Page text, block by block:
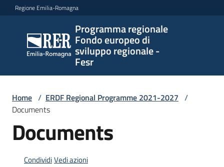
Vai al contenuto
Vai alla navigazione
Vai al footer
Regione Emilia-Romagna
Programma regionale
Fondo europeo di
sviluppo regionale -
Fesr
Programma
regionale
Fondo
europeo di
regionale -
Fesr
Novità
Home / ERDF Regional Programme 2021-2027 /
Documents
Documents
CondividiVedi azioni